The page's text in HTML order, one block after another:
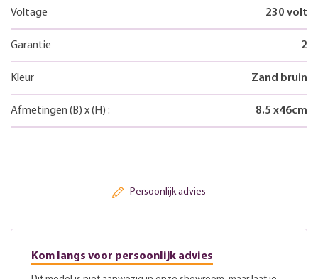
Voltage 230 volt
Garantie 2
Kleur Zand bruin
Afmetingen (B) x(H) : 8.5 x46cm
Persoonlijk advies
Kom langs voor persoonlijk advies